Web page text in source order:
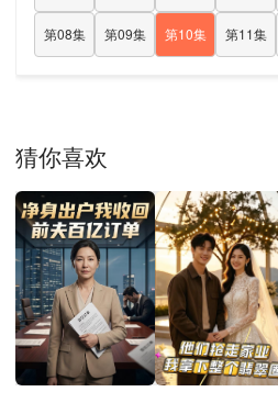
第08集 第09集 第10集 第11集
猜你喜欢